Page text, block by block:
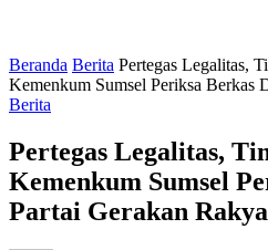
Beranda Berita Pertegas Legalitas,
Kemenkum Sumsel Periksa Berkas
Berita
Pertegas Legalitas,
Kemenkum Sumsel
Partai Gerakan